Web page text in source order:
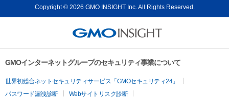
Copyright © 2026 GMO INSIGHT Inc. All Rights Reserved.
GMOインターネットグループのセキュリティ事業について
世界初総合ネットセキュリティサービス「GMOセキュリティ24」
パスワード漏洩診断
Webサイトリスク診断